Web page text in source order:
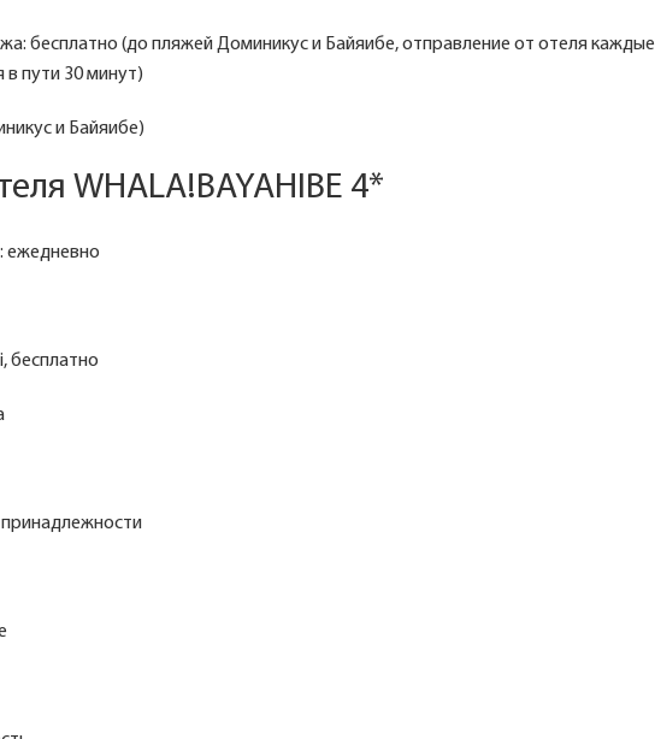
бесплатно (до пляжей Доминикус и Байяибе, отправление от отеля каждые
в пути 30 минут)
и Байяибе)
WHALA!BAYAHIBE 4*
ежедневно
бесплатно